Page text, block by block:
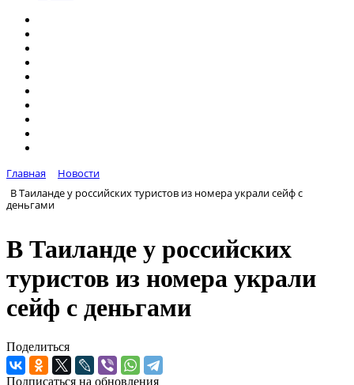
Главная
Новости
В Таиланде у российских туристов из номера украли сейф с
деньгами
В Таиланде у российских
туристов из номера украли
сейф с деньгами
Поделиться
Подписаться на обновления